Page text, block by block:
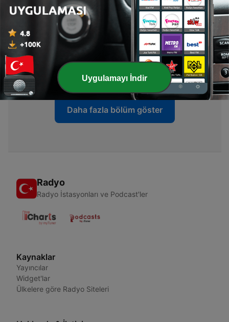
21 Nis 2020
- 4. Bölüm
21 Nis 2020
7 - 5. Bölüm
21 Nis 2020
Daha fazla bölüm göster
Radyo
Radyo İstasyonları ve Podcast'ler
Kaynaklar
Yayıncılar
Widget'lar
Ülkelere göre Radyo Siteleri
Uygulamayı İndir